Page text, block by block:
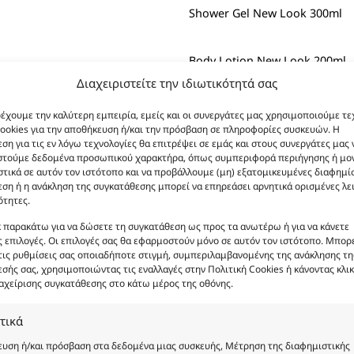
Διαχειριστείτε την ιδιωτικότητά σας
την καλύτερη εμπειρία, εμείς και οι συνεργάτες μας χρησιμοποιούμε
για την αποθήκευση ή/και την πρόσβαση σε πληροφορίες συσκευών. Η
για τις εν λόγω τεχνολογίες θα επιτρέψει σε εμάς και στους συνεργάτες μας
δεδομένα προσωπικού χαρακτήρα, όπως συμπεριφορά περιήγησης ή
σε αυτόν τον ιστότοπο και να προβάλλουμε (μη) εξατομικευμένες
ή η ανάκληση της συγκατάθεσης μπορεί να επηρεάσει αρνητικά ορισμένες
παρακάτω για να δώσετε τη συγκατάθεση ως προς τα ανωτέρω ή για να κάνετε
επιλογές. Οι επιλογές σας θα εφαρμοστούν μόνο σε αυτόν τον ιστότοπο.
ρυθμίσεις σας οποιαδήποτε στιγμή, συμπεριλαμβανομένης της ανάκλησης
σας, χρησιμοποιώντας τις εναλλαγές στην Πολιτική Cookies ή κάνοντας
συγκατάθεσης στο κάτω μέρος της οθόνης.
ή/και πρόσβαση στα δεδομένα μιας συσκευής, Μέτρηση της διαφημιστικής
Shower Gel New Look 300ml
Body Lotion New Look 200ml
Body Lotion Gold Shimmer
Body Butter New Look 200ml
Φύλο:
Νότες:ΕΝΤΟΝΑ,
Εποχές:
Αρωματική Νότα:
άρωμα
Η σαπουνένια, elegant